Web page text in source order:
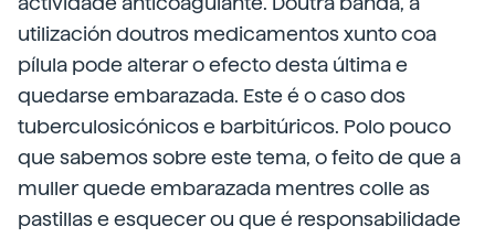
utilización doutros medicamentos xunto coa
pílula pode alterar o efecto desta última e
quedarse embarazada. Este é o caso dos
tuberculosicónicos e barbitúricos. Polo pouco
que sabemos sobre este tema, o feito de que a
muller quede embarazada mentres colle as
pastillas e esquecer ou que é responsabilidade